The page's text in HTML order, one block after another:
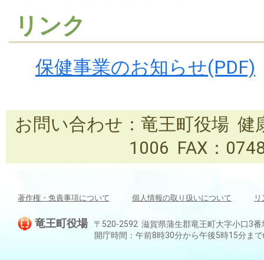
リンク
保健事業のお知らせ(PDF)
お問い合わせ：竜王町役場 健
1006 FAX：
著作権・免責事項について 個人情報の取り扱いについて
竜王町役場
〒520-2592 滋賀県蒲生郡竜王町大字小口3
開庁時間：午前8時30分から午後5時15分ま